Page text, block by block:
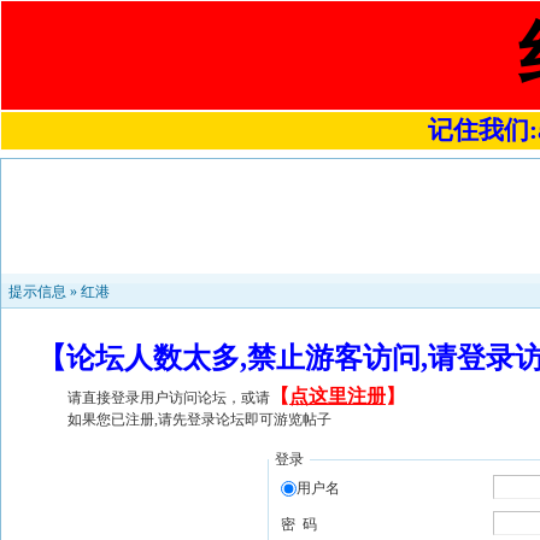
记住我们
提示信息 » 红港
【论坛人数太多,禁止游客访问,请登
请直接登录用户访问论坛，或请 【 点这里注册】
如果您已注册,请先登录论坛即可游览帖子
登录
用户名
密 码